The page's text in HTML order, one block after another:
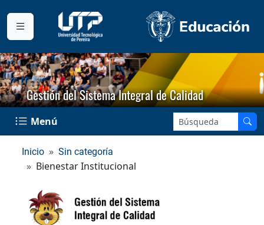
Gestión del Sistema Integral de Calidad
Menú Buscar en el sitio:
Inicio Sin categoría
Bienestar Institucional